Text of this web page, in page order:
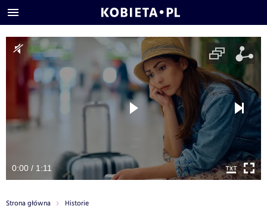
0:00 / 1:11
Strona główna Historie